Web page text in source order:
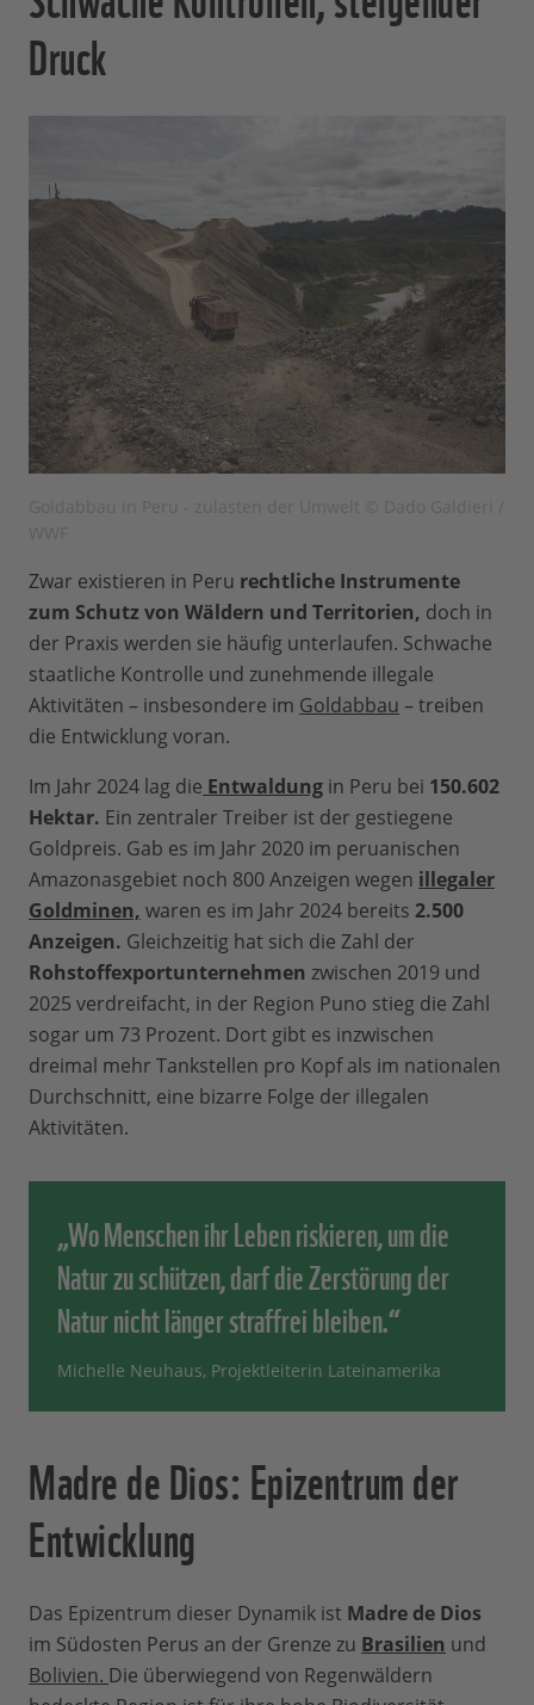
Druck
Zwar existieren in Peru rechtliche Instrumente
zum Schutz von Wäldern und Territorien, doch in
der Praxis werden sie häufig unterlaufen. Schwache
staatliche Kontrolle und zunehmende illegale
Aktivitäten – insbesondere im Goldabbau – treiben
die Entwicklung voran.
Im Jahr 2024 lag die Entwaldung in Peru bei 150.602
Hektar. Ein zentraler Treiber ist der gestiegene
Goldpreis. Gab es im Jahr 2020 im peruanischen
Amazonasgebiet noch 800 Anzeigen wegen illegaler
Goldminen, waren es im Jahr 2024 bereits 2.500
Anzeigen. Gleichzeitig hat sich die Zahl der
Rohstoffexportunternehmen zwischen 2019 und
2025 verdreifacht, in der Region Puno stieg die Zahl
sogar um 73 Prozent. Dort gibt es inzwischen
dreimal mehr Tankstellen pro Kopf als im nationalen
Durchschnitt, eine bizarre Folge der illegalen
Aktivitäten.
„Wo Menschen ihr Leben riskieren, um die
Natur zu schützen, darf die Zerstörung der
Natur nicht länger straffrei bleiben.“
Michelle Neuhaus, Projektleiterin Lateinamerika
Madre de Dios: Epizentrum der
Entwicklung
Das Epizentrum dieser Dynamik ist Madre de Dios
im Südosten Perus an der Grenze zu Brasilien und
Bolivien. Die überwiegend von Regenwäldern